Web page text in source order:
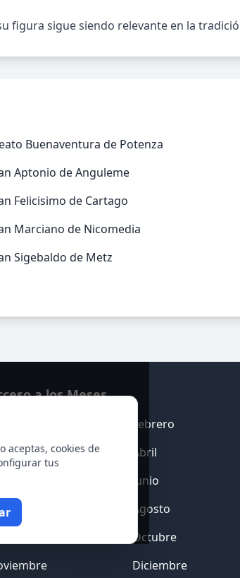
figura sigue siendo relevante en la
Buenaventura de Potenza
Aptonio de Anguleme
Felicisimo de Cartago
Marciano de Nicomedia
Sigebaldo de Metz
aceptas, cookies de
tus
a los Meses
Febrero
Abril
Junio
Agosto
Octubre
Diciembre